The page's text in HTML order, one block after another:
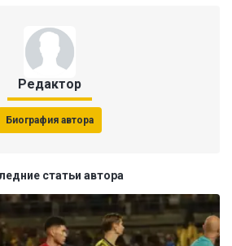
Редактор
Биография автора
статьи автора